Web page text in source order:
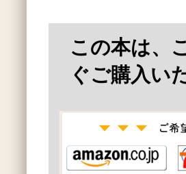
この本は、
ぐご購入い